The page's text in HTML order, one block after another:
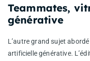
Teammates,
générative
L’autre grand sujet
artificielle générative.